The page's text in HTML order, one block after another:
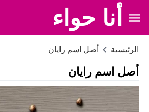
أنا حواء
الرئيسية أصل اسم رايان
أصل اسم رايان